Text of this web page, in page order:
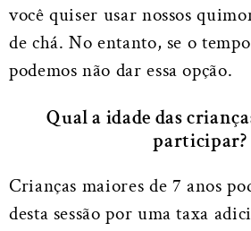
você quiser usar nossos
de chá. No entanto, se o
podemos não dar essa opção.
Qual a idade das
participar?
Crianças maiores de 7 anos
desta sessão por uma taxa